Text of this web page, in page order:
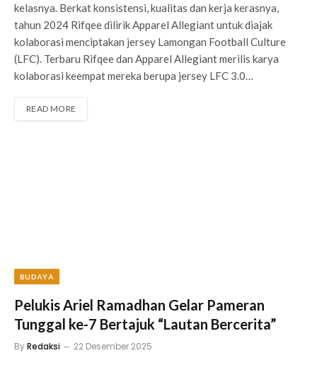
kelasnya. Berkat konsistensi, kualitas dan kerja kerasnya,
tahun 2024 Rifqee dilirik Apparel Allegiant untuk diajak
kolaborasi menciptakan jersey Lamongan Football Culture
(LFC). Terbaru Rifqee dan Apparel Allegiant merilis karya
kolaborasi keempat mereka berupa jersey LFC 3.0…
READ MORE
BUDAYA
Pelukis Ariel Ramadhan Gelar Pameran
Tunggal ke-7 Bertajuk “Lautan Bercerita”
ByRedaksi 22 Desember 2025